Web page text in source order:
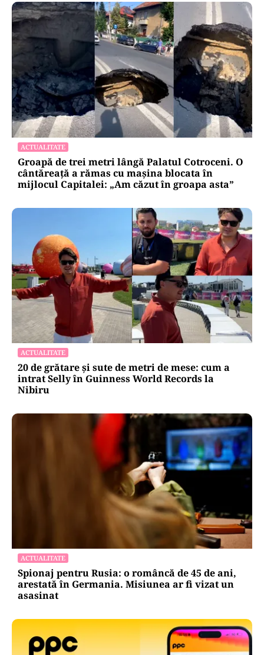
ACTUALITATE
Groapă de trei metri lângă Palatul Cotroceni. O
cântăreață a rămas cu mașina blocata în
mijlocul Capitalei: „Am căzut în groapa asta”
ACTUALITATE
20 de grătare și sute de metri de mese: cum a
intrat Selly în Guinness World Records la
Nibiru
ACTUALITATE
Spionaj pentru Rusia: o româncă de 45 de ani,
arestată în Germania. Misiunea ar fi vizat un
asasinat